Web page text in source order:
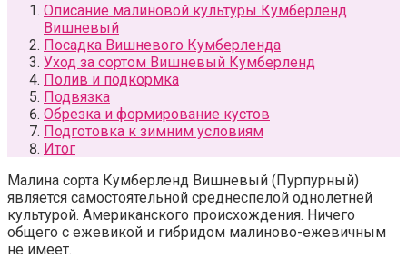
Описание малиновой культуры Кумберленд
Вишневый
Посадка Вишневого Кумберленда
Уход за сортом Вишневый Кумберленд
Полив и подкормка
Подвязка
Обрезка и формирование кустов
Подготовка к зимним условиям
Итог
Малина сорта Кумберленд Вишневый (Пурпурный)
является самостоятельной среднеспелой однолетней
культурой. Американского происхождения. Ничего
общего с ежевикой и гибридом малиново-ежевичным
не имеет.